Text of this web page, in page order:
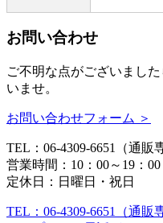
お問い合わせ
ご不明な点がございまし
いませ。
お問い合わせフォーム ＞
TEL：06-4309-6651（通販
営業時間：10：00～19：00
定休日：日曜日・祝日
TEL：06-4309-6651（通販